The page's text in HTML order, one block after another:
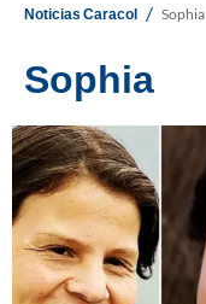
Noticias Caracol / Sophia
Sophia